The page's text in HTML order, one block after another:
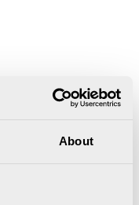
About
3D Modeller